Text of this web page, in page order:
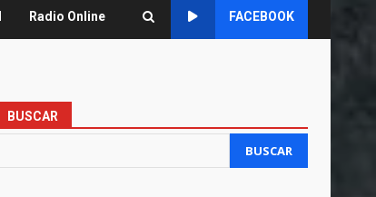
Radio Online FACEBOOK
BUSCAR
BUSCAR